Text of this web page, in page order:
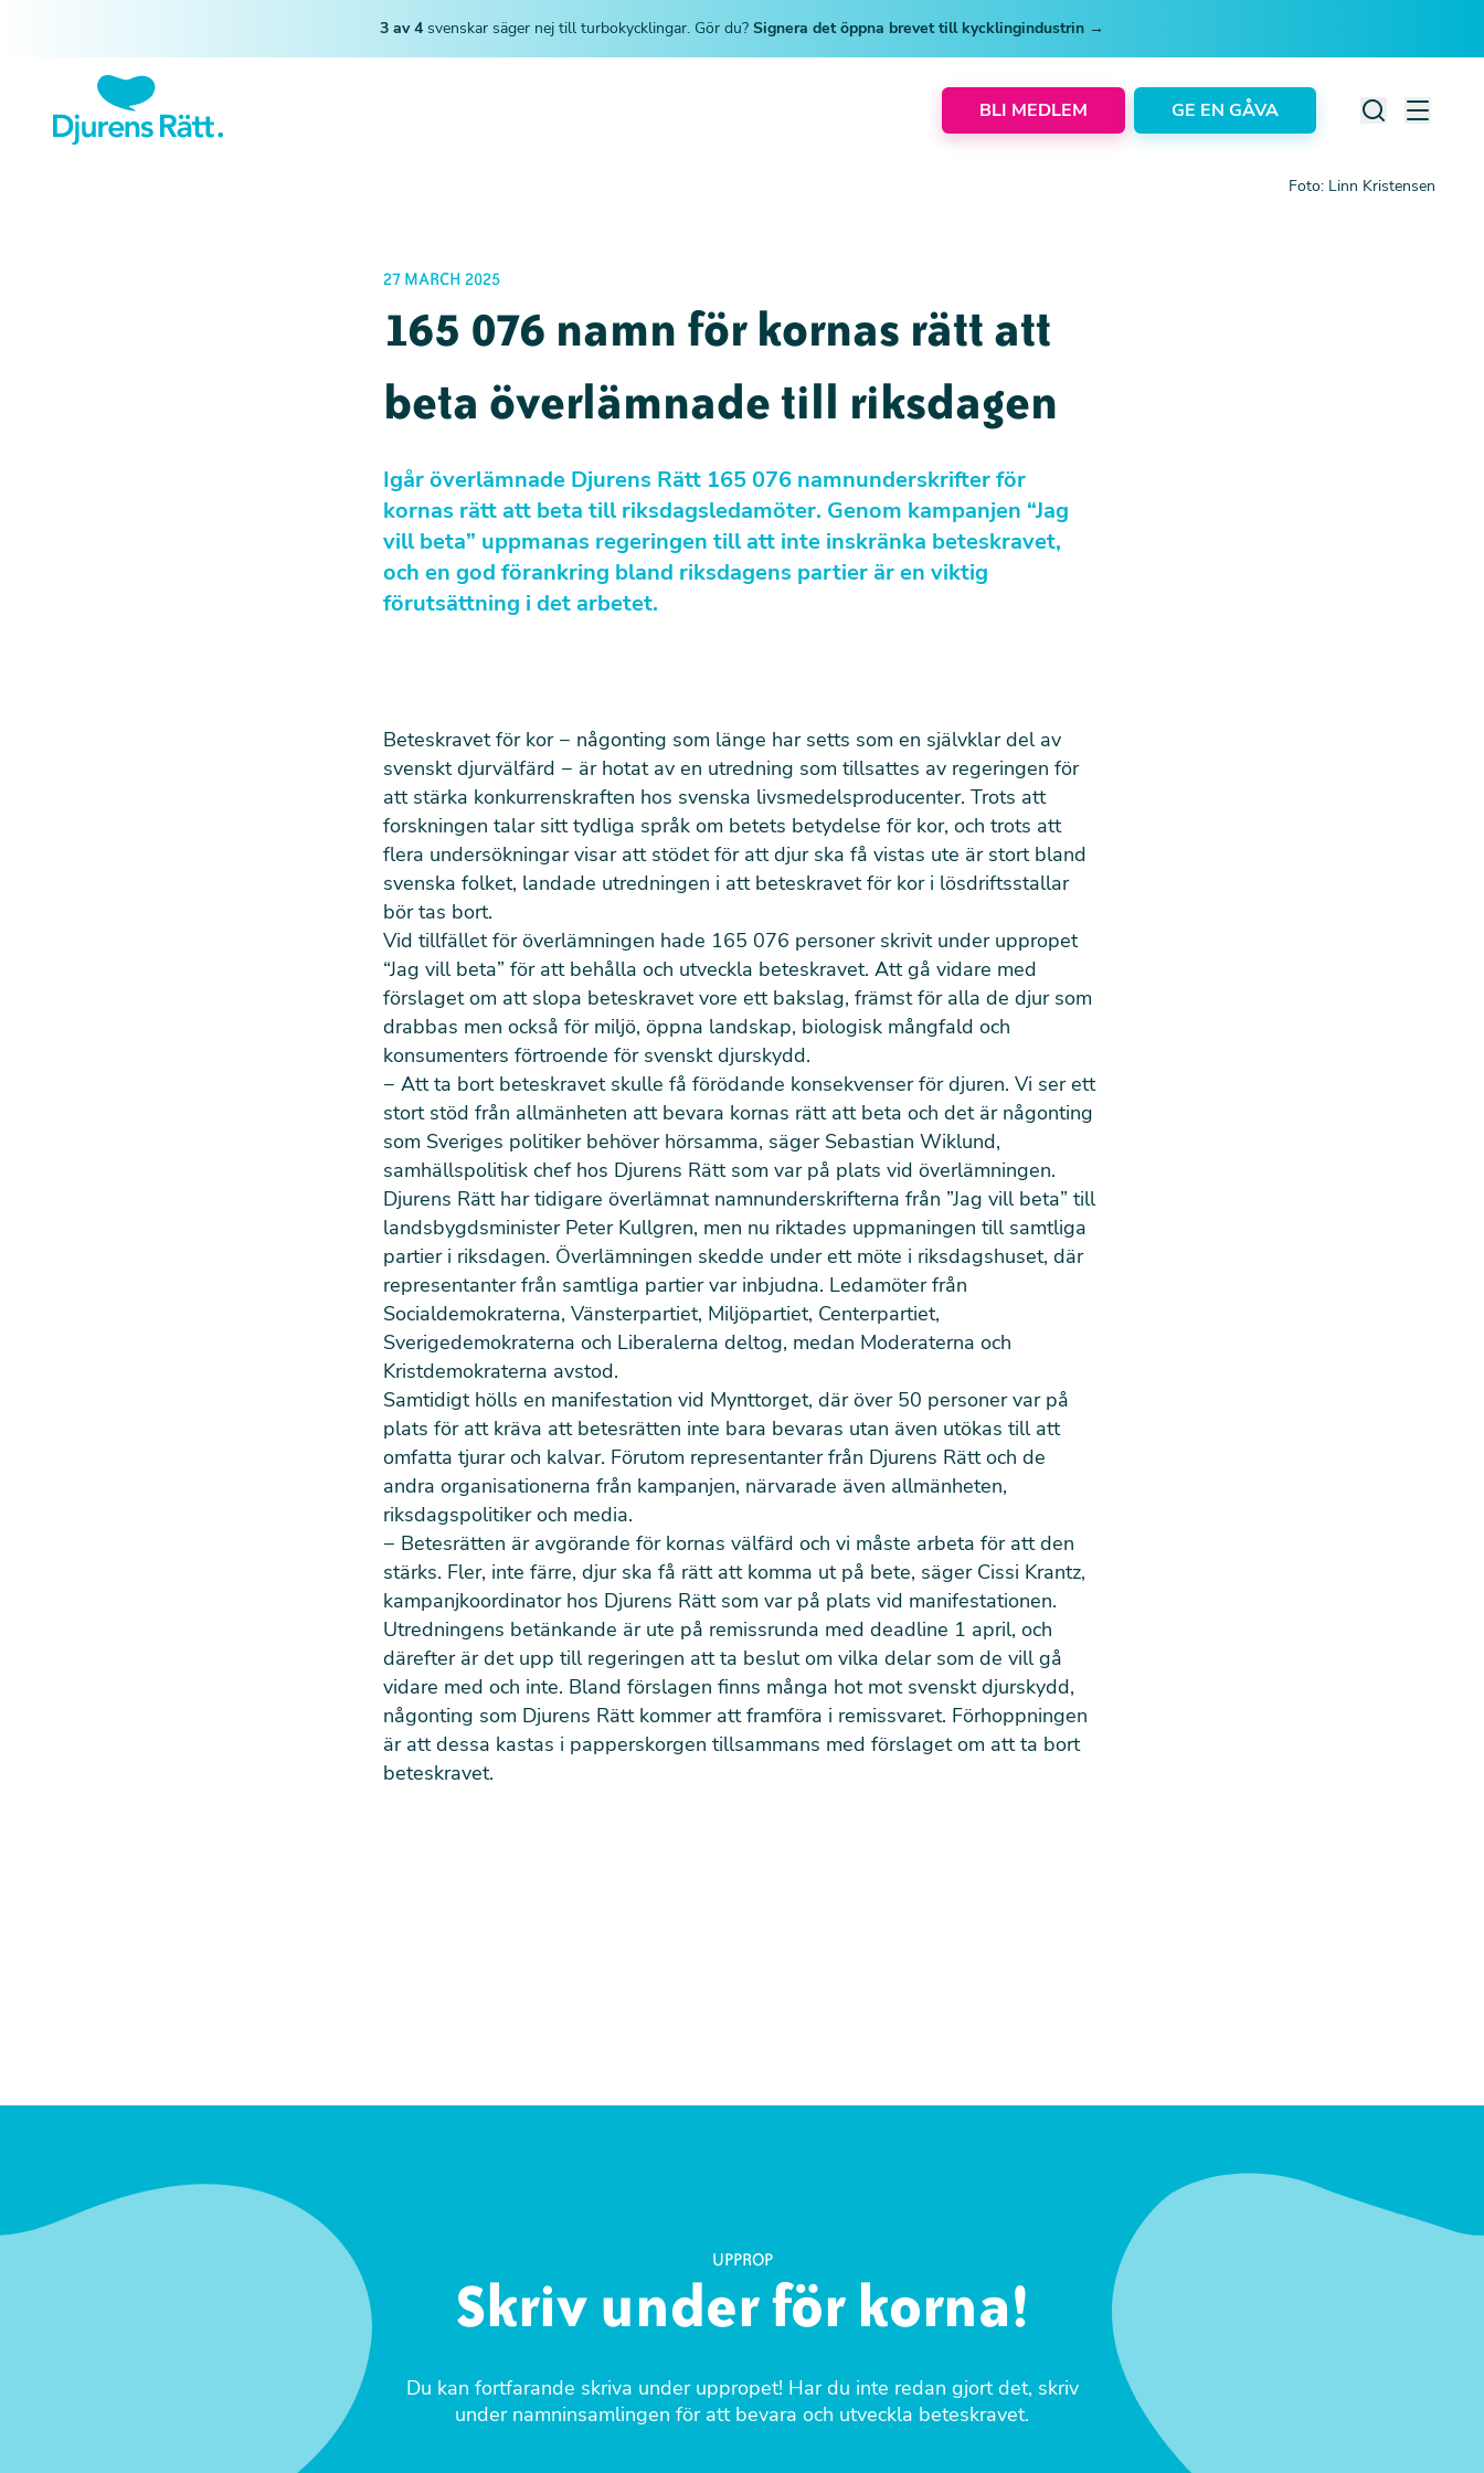
3 av 4 svenskar säger nej till turbokycklingar. Gör du? Signera det öppna brevet till kycklingindustrin →
BLI MEDLEM GE EN GÅVA
Foto: Linn Kristensen
27 MARCH 2025
165 076 namn för kornas rätt att
beta överlämnade till riksdagen
Igår överlämnade Djurens Rätt 165 076 namnunderskrifter för
kornas rätt att beta till riksdagsledamöter. Genom kampanjen “Jag
vill beta” uppmanas regeringen till att inte inskränka beteskravet,
och en god förankring bland riksdagens partier är en viktig
förutsättning i det arbetet.
Beteskravet för kor − någonting som länge har setts som en självklar del av
svenskt djurvälfärd − är hotat av en utredning som tillsattes av regeringen för
att stärka konkurrenskraften hos svenska livsmedelsproducenter. Trots att
forskningen talar sitt tydliga språk om betets betydelse för kor, och trots att
flera undersökningar visar att stödet för att djur ska få vistas ute är stort bland
svenska folket, landade utredningen i att beteskravet för kor i lösdriftsstallar
bör tas bort.
Vid tillfället för överlämningen hade 165 076 personer skrivit under uppropet
“Jag vill beta” för att behålla och utveckla beteskravet. Att gå vidare med
förslaget om att slopa beteskravet vore ett bakslag, främst för alla de djur som
drabbas men också för miljö, öppna landskap, biologisk mångfald och
konsumenters förtroende för svenskt djurskydd.
− Att ta bort beteskravet skulle få förödande konsekvenser för djuren. Vi ser ett
stort stöd från allmänheten att bevara kornas rätt att beta och det är någonting
som Sveriges politiker behöver hörsamma, säger Sebastian Wiklund,
samhällspolitisk chef hos Djurens Rätt som var på plats vid överlämningen.
Djurens Rätt hartidigare överlämnat namnunderskrifterna från ”Jag vill beta” till
landsbygdsminister Peter Kullgren, men nu riktades uppmaningen till samtliga
partier i riksdagen. Överlämningen skedde under ett möte i riksdagshuset, där
representanter från samtliga partier var inbjudna. Ledamöter från
Socialdemokraterna, Vänsterpartiet, Miljöpartiet, Centerpartiet,
Sverigedemokraterna och Liberalerna deltog, medan Moderaterna och
Kristdemokraterna avstod.
Samtidigt hölls en manifestation vid Mynttorget, där över 50 personer var på
plats för att kräva att betesrätten inte bara bevaras utan även utökas till att
omfatta tjurar och kalvar. Förutom representanter från Djurens Rätt och de
andra organisationerna från kampanjen, närvarade även allmänheten,
riksdagspolitiker och media.
− Betesrätten är avgörande för kornas välfärd och vi måste arbeta för att den
stärks. Fler, inte färre, djur ska få rätt att komma ut på bete, säger Cissi Krantz,
kampanjkoordinator hos Djurens Rätt som var på plats vid manifestationen.
Utredningens betänkande är ute på remissrunda med deadline 1 april, och
därefter är det upp till regeringen att ta beslut om vilka delar som de vill gå
vidare med och inte. Bland förslagen finns många hot mot svenskt djurskydd,
någonting som Djurens Rätt kommer att framföra i remissvaret. Förhoppningen
är att dessa kastas i papperskorgen tillsammans med förslaget om att ta bort
beteskravet.
UPPROP
Skriv under för korna!
Du kan fortfarande skriva under uppropet! Har du inte redan gjort det, skriv
under namninsamlingen för att bevara och utveckla beteskravet.